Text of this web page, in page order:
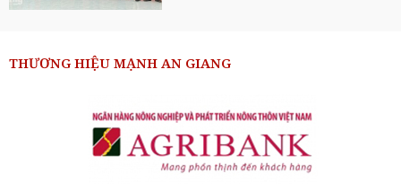
THƯƠNG HIỆU MẠNH AN GIANG